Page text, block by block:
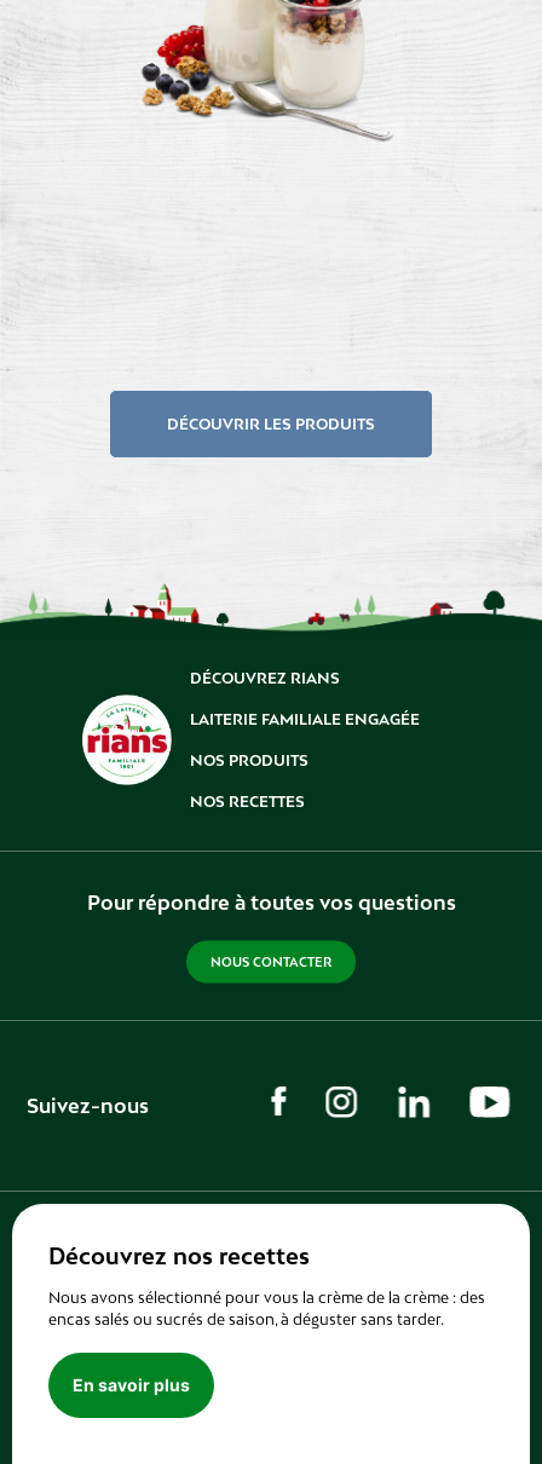
DÉCOUVRIR LES PRODUITS
DÉCOUVREZ RIANS
LAITERIE FAMILIALE ENGAGÉE
NOS PRODUITS
NOS RECETTES
Pour répondre à toutes vos questions
NOUS CONTACTER
Suivez-nous
Découvrez nos recettes
Nous avons sélectionné pour vous la crème de la crème : des
encas salés ou sucrés de saison, à déguster sans tarder.
En savoir plus